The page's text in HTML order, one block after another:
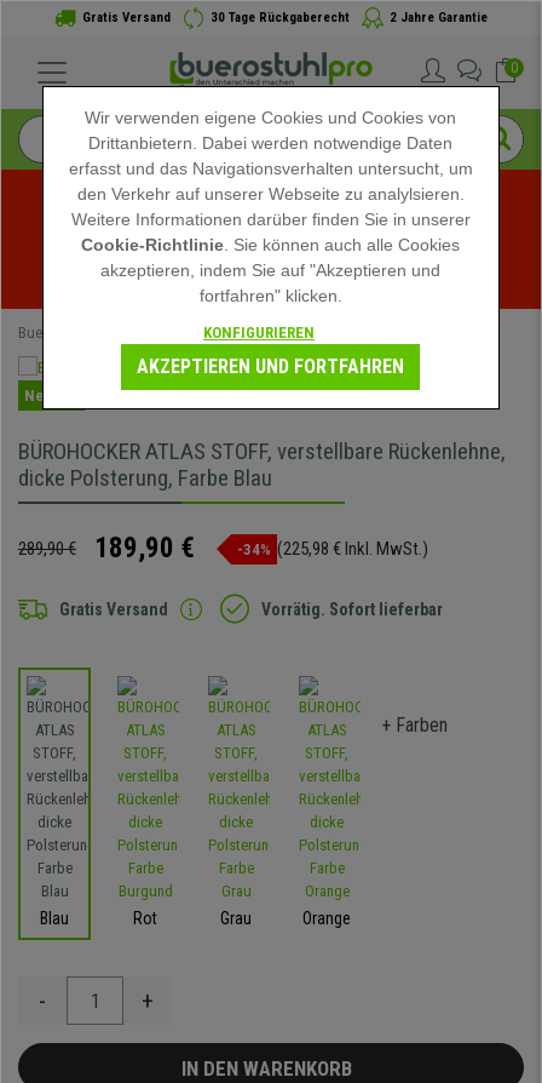
Gratis Versand 30 Tage Rückgaberecht 2 Jahre Garantie
0
Sommerschlussverkauf bei buerostuhlpro! Exklusive
Rabatte für kurze Zeit - Aktion ansehen -
Buerostuhlpro Hocker Arbeitshocker
Neuheit
BÜROHOCKER ATLAS STOFF, verstellbare Rückenlehne,
dicke Polsterung, Farbe Blau
289,90 € 189,90 € -34% (225,98 € Inkl. MwSt.)
Gratis Versand Vorrätig. Sofort lieferbar
Blau Rot Grau Orange
+ Farben
- +
IN DEN WARENKORB
Wir verwenden eigene Cookies und Cookies von
Drittanbietern. Dabei werden notwendige Daten
erfasst und das Navigationsverhalten untersucht, um
den Verkehr auf unserer Webseite zu analylsieren.
Weitere Informationen darüber finden Sie in unserer
Cookie-Richtlinie . Sie können auch alle Cookies
akzeptieren, indem Sie auf "Akzeptieren und
fortfahren" klicken.
KONFIGURIEREN
AKZEPTIEREN UND FORTFAHREN